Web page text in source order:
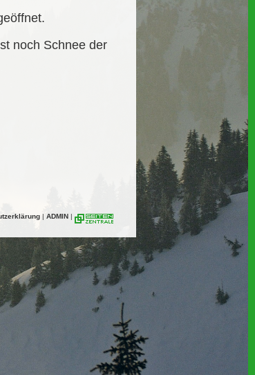
noch Schnee der
| ADMIN |